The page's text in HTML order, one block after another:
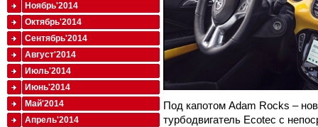
Под капотом Adam Rocks –
турбодвигатель Ecotec с
Ноябрь'2014
Октябрь'2014
Сентябрь'2014
Август'2014
Июль'2014
Июнь'2014
Май'2014
Апрель'2014